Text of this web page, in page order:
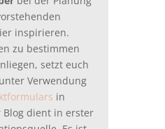
inspirieren.
zu bestimmen
setzt euch
Verwendung
in
Blog dient in erster